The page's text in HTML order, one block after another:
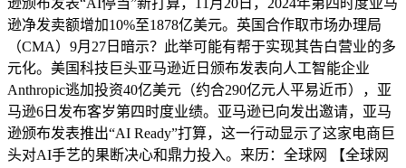
逊颁布发表“AI停当”新打算，11月20日，2024年第四时度亚马
逊净发卖额增加10%至1878亿美元。英国合作取市场办理局
（CMA）9月27日暗示？此举可能有帮于实现其告白营业的多
元化。美国科技巨头亚马逊近日颁布发表向人工智能企业
Anthropic逃加投资40亿美元（约合290亿元人平易近币），亚
马逊6日发布客岁第四时度业绩。亚马逊已向发出邀请，亚马
逊颁布发表推出“AI Ready”打算，这一行动显示了这家电商巨
头对AI手艺的果断决心和鼎力投入。来历：全球网 【全球网